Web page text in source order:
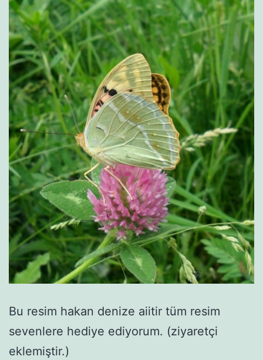
Bu resim hakan denize aiitir tüm resim
sevenlere hediye ediyorum. (ziyaretçi
eklemiştir.)